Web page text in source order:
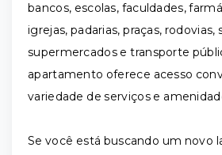
bancos, escolas, faculdades,
igrejas, padarias, praças, rodovias,
supermercados e transporte
apartamento oferece acesso
variedade de serviços e
Se você está buscando um novo